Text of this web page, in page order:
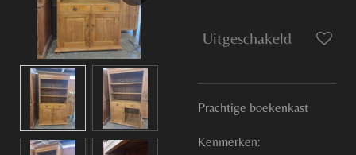
Uitgeschakeld
Prachtige boekenkast
Kenmerken: